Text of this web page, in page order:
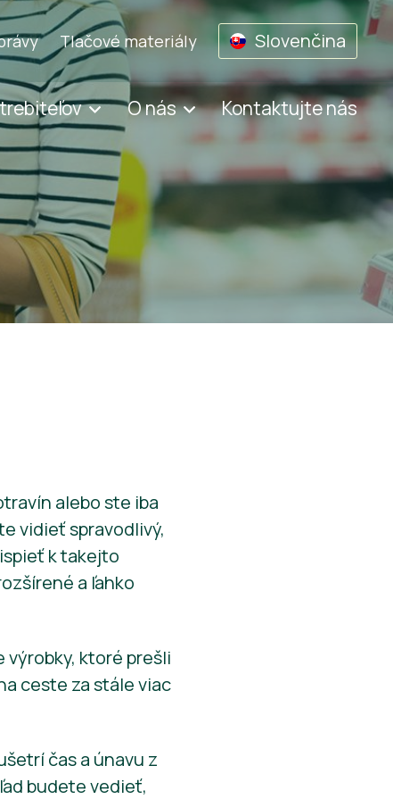
Tlačové materiály Slovenčina
O nás Kontaktujte nás
alebo ste iba
vidieť spravodlivý,
k takejto
a ľahko
výrobky, ktoré prešli
ceste za stále viac
čas a únavu z
budete vedieť,